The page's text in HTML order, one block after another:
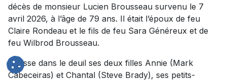
décès de monsieur Lucien Brousseau survenu le 7
avril 2026, à l’âge de 79 ans. Il était l’époux de feu
Claire Rondeau et le fils de feu Sara Généreux et de
feu Wilbrod Brousseau.
Il laisse dans le deuil ses deux filles Annie (Mark
Cabeceiras) et Chantal (Steve Brady), ses petits-